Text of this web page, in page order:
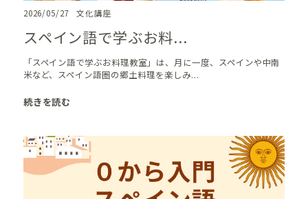
2026/05/27 文化講座
スペイン語で学ぶお料...
「スペイン語で学ぶお料理教室」は、月に一度、スペインや中南
米など、スペイン語圏の郷土料理を楽しみ...
続きを読む